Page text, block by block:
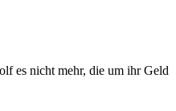
es nicht mehr, die um ihr Geld